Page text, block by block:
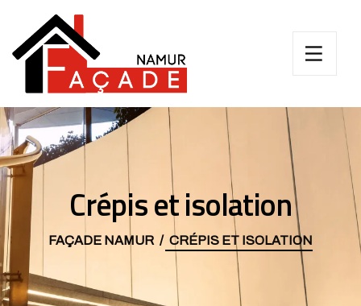
Crépis et isolation
FAÇADE NAMUR CRÉPIS ET ISOLATION